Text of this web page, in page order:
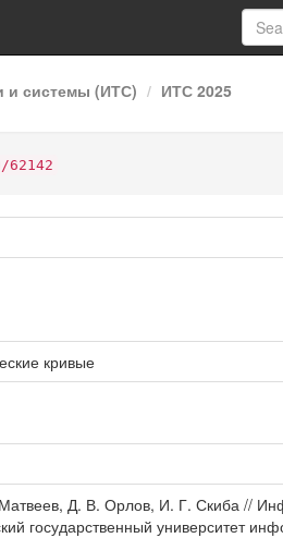
и системы (ИТС) ИТС 2025
кривые
Д. В. Орлов, И. Г. Скиба //
государственный университет